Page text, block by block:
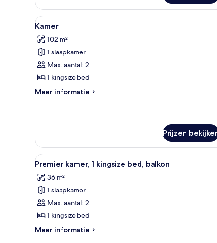
kingsize
bed
Alle
foto's
voor
Kamer
laden
Kamer | Luxe beddengoed,
13
Kamer
102 m²
1 slaapkamer
Max. aantal: 2
1 kingsize bed
Meer informatie
Meer
Prijzen
Alle
foto's
voor
Premier
kamer,
1
kingsize
bed,
Een moderne hotelkamer
9
Premier kamer, 1 kingsize bed, balkon
36 m²
1 slaapkamer
Max. aantal: 2
1 kingsize bed
Meer informatie
Meer